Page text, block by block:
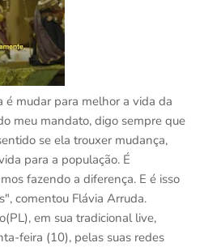
mudar para melhor a vida da
meu mandato, digo sempre que
se ela trouxer mudança,
para a população. É
fazendo a diferença. E é isso
comentou Flávia Arruda.
em sua tradicional live,
feira (10), pelas suas redes